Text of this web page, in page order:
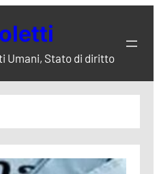
Umani, Stato di diritto